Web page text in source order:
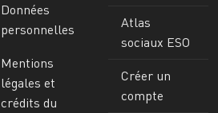
Données
personnelles
Mentions
légales et
crédits du
Atlas
sociaux ESO
Créer un
compte